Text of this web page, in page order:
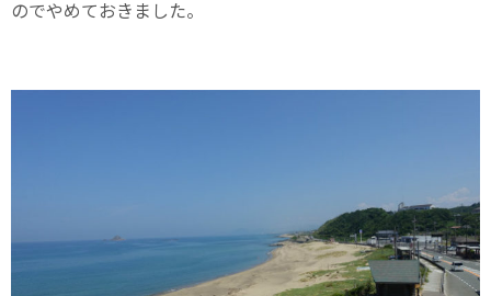
のでやめておきました。